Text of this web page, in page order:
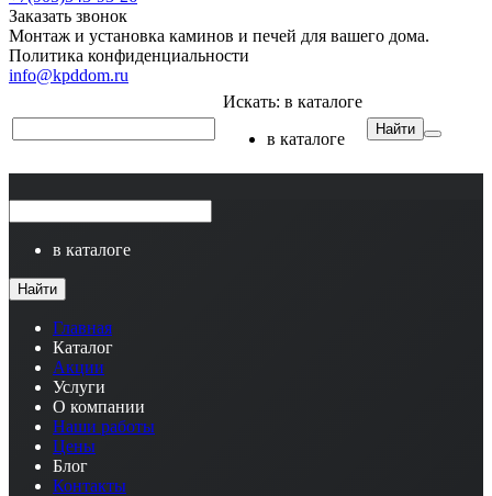
Заказать звонок
Монтаж и установка каминов и печей для вашего дома.
Политика конфиденциальности
info@kpddom.ru
Искать: в каталоге
в каталоге
Найти
в каталоге
Найти
Главная
Каталог
Акции
Услуги
О компании
Наши работы
Цены
Блог
Контакты